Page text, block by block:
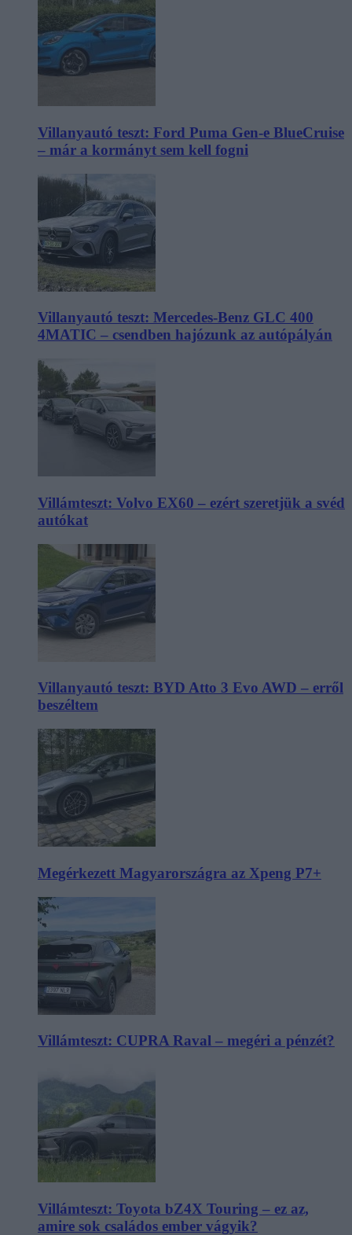
Villanyautó teszt: Ford Puma Gen-e BlueCruise
– már a kormányt sem kell fogni
Villanyautó teszt: Mercedes-Benz GLC 400
4MATIC – csendben hajózunk az autópályán
Villámteszt: Volvo EX60 – ezért szeretjük a svéd
autókat
Villanyautó teszt: BYD Atto 3 Evo AWD – erről
beszéltem
Megérkezett Magyarországra az Xpeng P7+
Villámteszt: CUPRA Raval – megéri a pénzét?
Villámteszt: Toyota bZ4X Touring – ez az,
amire sok családos ember vágyik?